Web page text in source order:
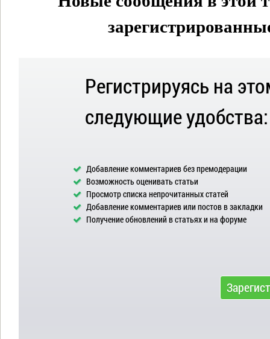
Регистрируясь на
следующие удобства:
Добавление комментариев без премодерации
Возможность оценивать статьи
Просмотр списка непрочитанных статей
Добавление комментариев или постов в закладки
Получение обновлений в статьях и на форуме